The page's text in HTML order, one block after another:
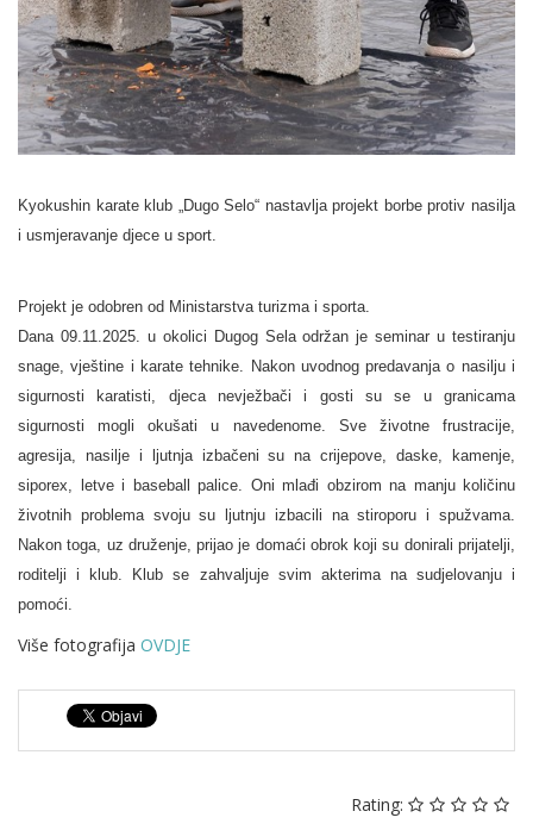
Kyokushin karate klub „Dugo Selo“ nastavlja projekt borbe protiv nasilja
i usmjeravanje djece u sport.
Projekt je odobren od Ministarstva turizma i sporta.
Dana 09.11.2025. u okolici Dugog Sela održan je seminar u testiranju
snage, vještine i karate tehnike. Nakon uvodnog predavanja o nasilju i
sigurnosti karatisti, djeca nevježbači i gosti su se u granicama
sigurnosti mogli okušati u navedenome. Sve životne frustracije,
agresija, nasilje i ljutnja izbačeni su na crijepove, daske, kamenje,
siporex, letve i baseball palice. Oni mlađi obzirom na manju količinu
životnih problema svoju su ljutnju izbacili na stiroporu i spužvama.
Nakon toga, uz druženje, prijao je domaći obrok koji su donirali prijatelji,
roditelji i klub. Klub se zahvaljuje svim akterima na sudjelovanju i
pomoći.
Više fotografija OVDJE
Rating: